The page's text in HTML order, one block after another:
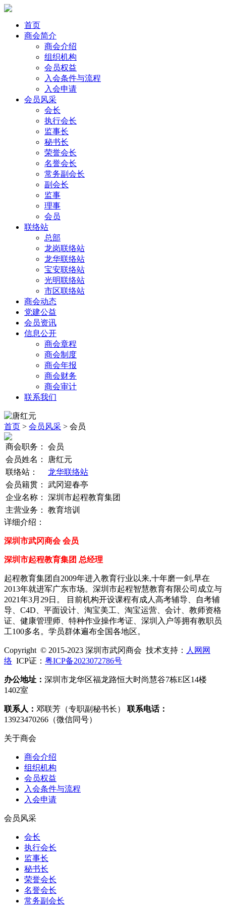
首页
商会简介
商会介绍
组织机构
会员权益
入会条件与流程
入会申请
会员风采
会长
执行会长
监事长
秘书长
荣誉会长
名誉会长
常务副会长
副会长
监事
理事
会员
联络站
总部
龙岗联络站
龙华联络站
宝安联络站
光明联络站
市区联络站
商会动态
党建公益
会员资讯
信息公开
商会章程
商会制度
商会年报
商会财务
商会审计
联系我们
首页 > 会员风采 > 会员
商会职务：
会员
会员姓名：
唐红元
联络站：
龙华联络站
会员籍贯：
武冈迎春亭
企业名称：
深圳市起程教育集团
主营业务：
教育培训
详细介绍：
深圳市武冈商会 会员
深圳市起程教育集团 总经理
起程教育集团自2009年进入教育行业以来,十年磨一剑,早在
2013年就进军广东市场。深圳市起程智慧教育有限公司成立与
2021年3月29日。 目前机构开设课程有成人高考辅导、自考辅
导、C4D、平面设计、淘宝美工、淘宝运营、会计、教师资格
证、健康管理师、特种作业操作考证、深圳入户等拥有教职员
工100多名。学员群体遍布全国各地区。
Copyright © 2015-2023 深圳市武冈商会 技术支持： 人网网
络 ICP证： 粤ICP备2023072786号
办公地址： 深圳市龙华区福龙路恒大时尚慧谷7栋E区14楼
1402室
联系人： 邓联芳（专职副秘书长） 联系电话：
13923470266（微信同号）
关于商会
商会介绍
组织机构
会员权益
入会条件与流程
入会申请
会员风采
会长
执行会长
监事长
秘书长
荣誉会长
名誉会长
常务副会长